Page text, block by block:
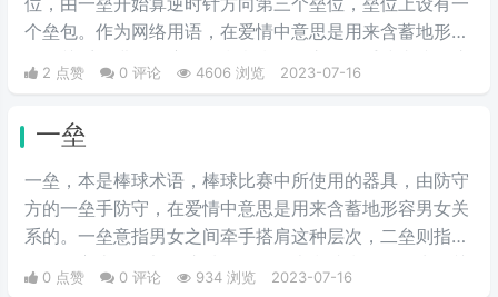
个垒包。作为网络用语，在爱情中意思是用来含蓄地形容
男女关系的进展程度。一垒意指男女之间牵手或者接吻这
种层次，二垒则指触及到女方上身的部位这种层次，那三
发生实质性的关系。
2 点赞 0 评论 4606 浏览 2023-07-16
一垒
一垒，本是棒球术语，棒球比赛中所使用的器具，由防守
方的一垒手防守，在爱情中意思是用来含蓄地形容男女关
系的。一垒意指男女之间牵手搭肩这种层次，二垒则指触
及到女方上身的部位这种层次，那本垒就指男女发生了关
系。
0 点赞 0 评论 934 浏览 2023-07-16